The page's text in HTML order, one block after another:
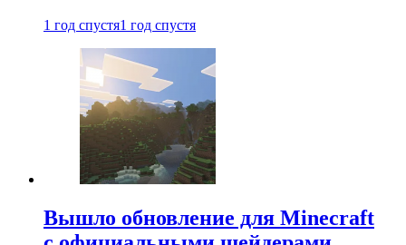
1 год спустя1 год спустя
Вышло обновление для Minecraft